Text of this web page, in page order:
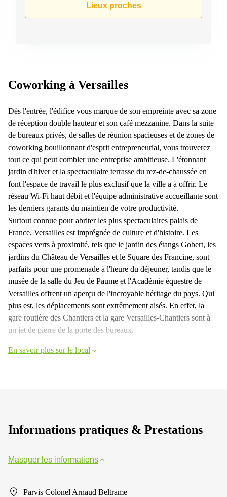
Lieux proches
Coworking à Versailles
Dès l'entrée, l'édifice vous marque de son empreinte avec sa zone
de réception double hauteur et son café mezzanine. Dans la suite
de bureaux privés, de salles de réunion spacieuses et de zones de
coworking bouillonnant d'esprit entrepreneurial, vous trouverez
tout ce qui peut combler une entreprise ambitieuse. L'étonnant
jardin d'hiver et la spectaculaire terrasse du rez-de-chaussée en
font l'espace de travail le plus exclusif que la ville a à offrir. Le
réseau Wi-Fi haut débit et l'équipe administrative accueillante sont
les derniers garants du maintien de votre productivité.
Surtout connue pour abriter les plus spectaculaires palais de
France, Versailles est imprégnée de culture et d'histoire. Les
espaces verts à proximité, tels que le jardin des étangs Gobert, les
jardins du Château de Versailles et le Square des Francine, sont
parfaits pour une promenade à l'heure du déjeuner, tandis que le
musée de la salle du Jeu de Paume et l'Académie équestre de
Versailles offrent un aperçu de l'incroyable héritage du pays. Qui
plus est, les déplacements sont extrêmement aisés. En effet, la
gare routière des Chantiers et la gare Versailles-Chantiers sont à
un jet de pierre de la porte des bureaux.
En savoir plus sur le local
Informations pratiques & Prestations
Masquer les informations
Parvis Colonel Arnaud Beltrame